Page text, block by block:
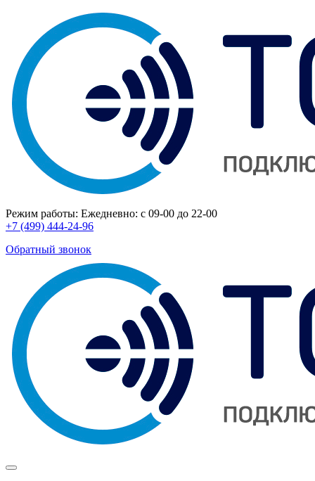
Режим работы: Ежедневно: с 09-00 до 22-00
+7 (499) 444-24-96
Обратный звонок